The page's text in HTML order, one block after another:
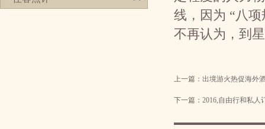
线，因为 “八
不再认为，到
上一篇： 出境游火热促海外
下一篇： 2016,自由行和私人